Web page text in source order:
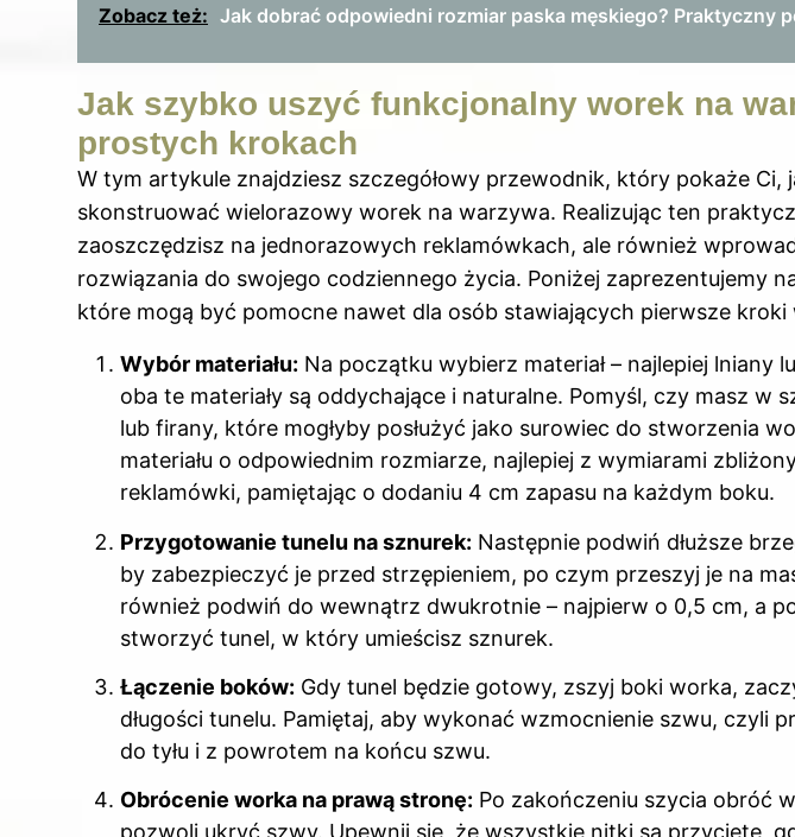
Zobacz też: Jak dobrać odpowiedni rozmiar paska męskiego? Praktyczny
Jak szybko uszyć funkcjonalny worek na
prostych krokach
W tym artykule znajdziesz szczegółowy przewodnik, który pokaże Ci,
skonstruować wielorazowy worek na warzywa. Realizując ten
zaoszczędzisz na jednorazowych reklamówkach, ale również
rozwiązania do swojego codziennego życia. Poniżej zaprezentujemy
które mogą być pomocne nawet dla osób stawiających pierwsze kroki
Wybór materiału: Na początku wybierz materiał – najlepiej lniany
oba te materiały są oddychające i naturalne. Pomyśl, czy masz w
lub firany, które mogłyby posłużyć jako surowiec do stworzenia
materiału o odpowiednim rozmiarze, najlepiej z wymiarami
reklamówki, pamiętając o dodaniu 4 cm zapasu na każdym boku.
Przygotowanie tunelu na sznurek: Następnie podwiń dłuższe
by zabezpieczyć je przed strzępieniem, po czym przeszyj je na
również podwiń do wewnątrz dwukrotnie – najpierw o 0,5 cm, a
stworzyć tunel, w który umieścisz sznurek.
Łączenie boków: Gdy tunel będzie gotowy, zszyj boki worka,
długości tunelu. Pamiętaj, aby wykonać wzmocnienie szwu, czyli
do tyłu i z powrotem na końcu szwu.
Obrócenie worka na prawą stronę: Po zakończeniu szycia obróć